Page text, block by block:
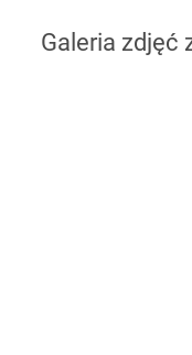
Galeria zdjęć